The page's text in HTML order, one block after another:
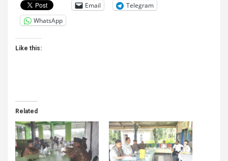
Email
Telegram
WhatsApp
Like this:
Related